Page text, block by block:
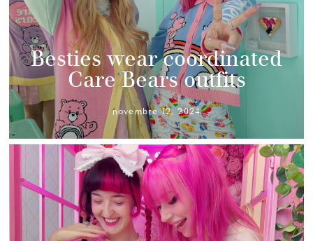
Besties wear coordinated
Care Bears outfits
novembre 12, 2024